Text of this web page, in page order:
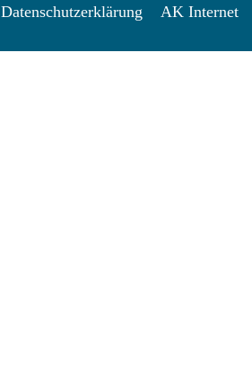
Datenschutzerklärung AK Internet